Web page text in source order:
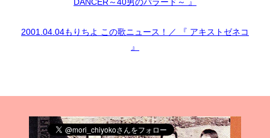
2001.04.04もりちよ この歌ニュース！／ 『 アキストゼネコ
』